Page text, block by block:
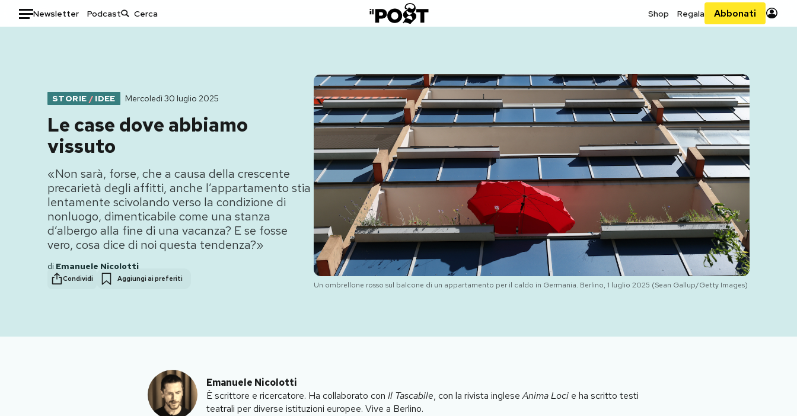
Newsletter Podcast Shop Regala Abbonati
Italia
Politica
Tecnologia
Internet
Scienza
Cultura
Economia
Sport
Moda
Consumismi
Ok Boomer!
Media
Europa
Altrecose
Mondiali calcio 2026
STORIE / IDEE Mercoledì 30 luglio 2025
Le case dove abbiamo
vissuto
«Non sarà, forse, che a causa della crescente
precarietà degli affitti, anche l’appartamento stia
lentamente scivolando verso la condizione di
nonluogo, dimenticabile come una stanza
d’albergo alla fine di una vacanza? E se fosse
vero, cosa dice di noi questa tendenza?»
di Emanuele Nicolotti
Condividi Aggiungi ai preferiti
Un ombrellone rosso sul balcone di un appartamento per il caldo in Germania. Berlino, 1 luglio 2025 (Sean Gallup/Getty Images)
Emanuele Nicolotti
È scrittore e ricercatore. Ha collaborato con Il Tascabile, con la rivista ingleseAnima Loci e ha scritto testi
teatrali per diverse istituzioni europee. Vive a Berlino.